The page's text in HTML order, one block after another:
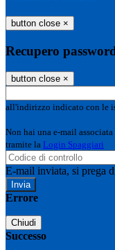
button close ×
Recupero
button close ×
all'indirizzo indicato con le
Non hai una e-mail
tramite la Login Spaggiari
E-mail inviata, si prega
Errore
Chiudi
Successo